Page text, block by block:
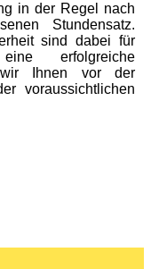
in der Regel nach
Stundensatz.
sind dabei für
erfolgreiche
wir Ihnen vor der
voraussichtlichen